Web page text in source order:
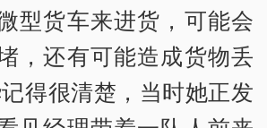
型货车来进货，可能会
，还有可能造成货物丢
得很清楚，当时她正发